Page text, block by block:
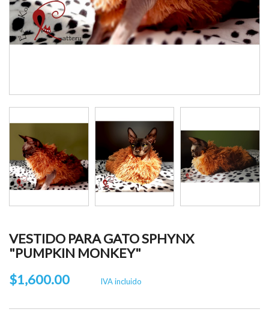
VESTIDO PARA GATO SPHYNX
"PUMPKIN MONKEY"
$1,600.00
IVA incluido